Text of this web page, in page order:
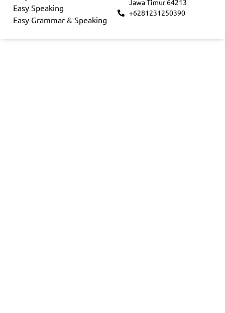
Easy Speaking
Easy Grammar & Speaking
Jawa Timur 64213
+6281231250390